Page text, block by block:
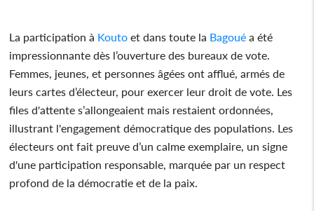
La participation à Kouto et dans toute la Bagoué a été
impressionnante dès l’ouverture des bureaux de vote.
Femmes, jeunes, et personnes âgées ont afflué, armés de
leurs cartes d’électeur, pour exercer leur droit de vote. Les
files d'attente s’allongeaient mais restaient ordonnées,
illustrant l'engagement démocratique des populations. Les
électeurs ont fait preuve d’un calme exemplaire, un signe
d'une participation responsable, marquée par un respect
profond de la démocratie et de la paix.